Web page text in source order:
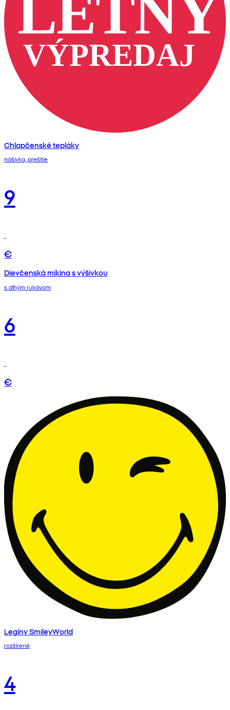
Chlapčenské tepláky
nášivka, prešitie
9
€
Dievčenská mikina s výšivkou
s dlhým rukávom
6
€
Legíny SmileyWorld
rozšírené
4